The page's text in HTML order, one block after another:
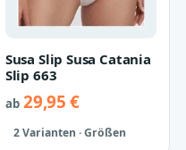
Susa Slip Susa Catania
Slip 663
ab29,95 €
2 Varianten · Größen